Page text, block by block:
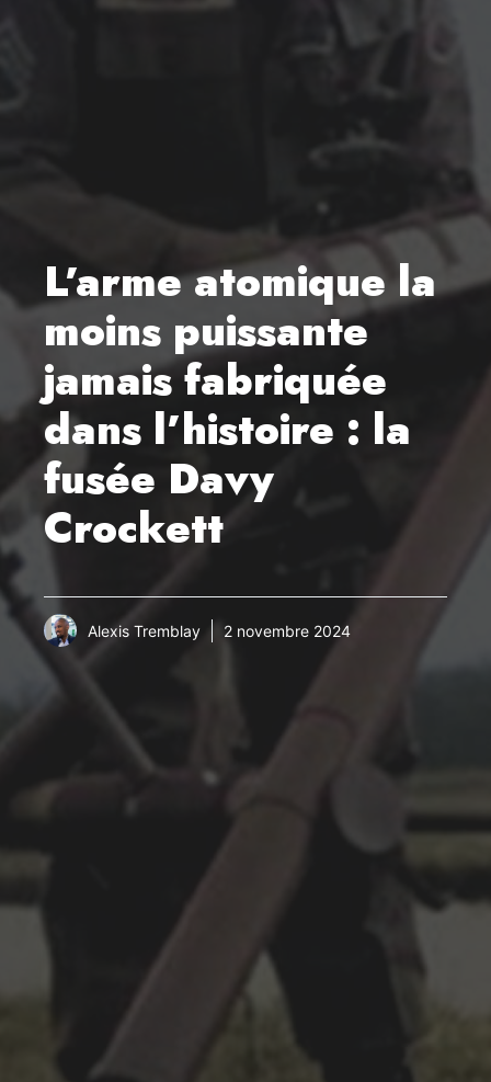
L’arme atomique la
moins puissante
jamais fabriquée
dans l’histoire : la
fusée Davy
Crockett
Alexis Tremblay 2 novembre 2024